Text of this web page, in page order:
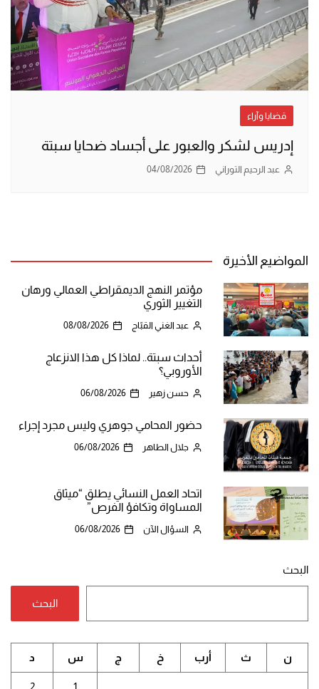
قضايا وآراء
إدريس لشكر والعبور على أجساد ضحايا سبتة
عبد الرحيم التوراني 04/08/2026
المواضيع الأخيرة
مؤتمر النهج الديمقراطي العمالي ورهان
التغيير الثوري
عبد الغني القبّاج 08/08/2026
أحداث سبتة.. لماذا كل هذا الانزعاج
الأوروبي؟
حسن زهير 06/08/2026
حضور المحامي جوهري وليس مجرد إجراء
جلال الطاهر 06/08/2026
اتحاد العمل النسائي يطلق “ميثاق
المساواة وتكافؤ الفرص”
السؤال الآن 06/08/2026
البحث
البحث
ن ث أرب خ ج س د